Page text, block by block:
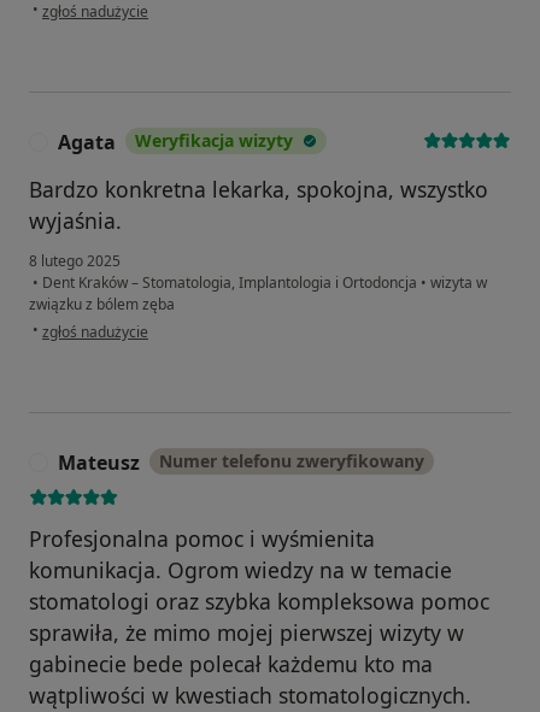
• w opinii użytkownika Kasia
zgłoś nadużycie
Agata Weryfikacja wizyty
Bardzo konkretna lekarka, spokojna, wszystko
wyjaśnia.
8 lutego 2025
• Dent Kraków – Stomatologia, Implantologia i Ortodoncja • wizyta w
związku z bólem zęba
• w opinii użytkownika Agata
zgłoś nadużycie
Mateusz Numer telefonu zweryfikowany
Profesjonalna pomoc i wyśmienita
komunikacja. Ogrom wiedzy na w temacie
stomatologi oraz szybka kompleksowa pomoc
sprawiła, że mimo mojej pierwszej wizyty w
gabinecie bede polecał każdemu kto ma
wątpliwości w kwestiach stomatologicznych.